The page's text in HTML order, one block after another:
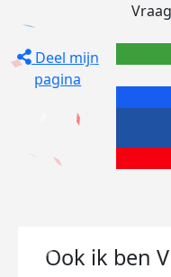
Deel mijn
pagina
Ook ik ben